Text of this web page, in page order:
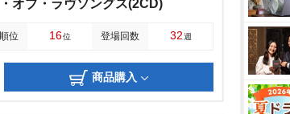
オブ・ラヴソングス(2CD)
位 16位 登場回数 32週
商品購入